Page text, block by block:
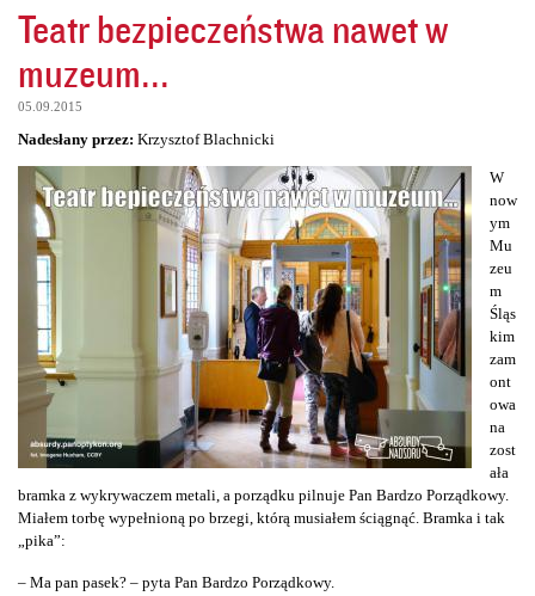
Teatr bezpieczeństwa nawet w
muzeum...
05.09.2015
Nadesłany przez: Krzysztof Blachnicki
W
now
ym
Mu
zeu
m
Śląs
kim
zam
ont
owa
na
zost
ała
bramka z wykrywaczem metali, a porządku pilnuje Pan Bardzo Porządkowy.
Miałem torbę wypełnioną po brzegi, którą musiałem ściągnąć. Bramka i tak
„pika”:
– Ma pan pasek? – pyta Pan Bardzo Porządkowy.